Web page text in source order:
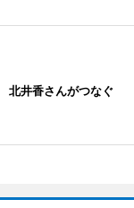
井香さんがつなぐ